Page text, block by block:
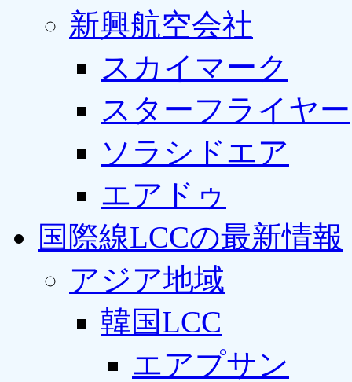
新興航空会社
スカイマーク
スターフライヤー
ソラシドエア
エアドゥ
国際線LCCの最新情報
アジア地域
韓国LCC
エアプサン